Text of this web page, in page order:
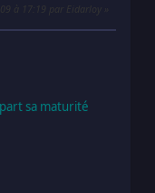
à 17:19 par Eidarloy
sa maturité